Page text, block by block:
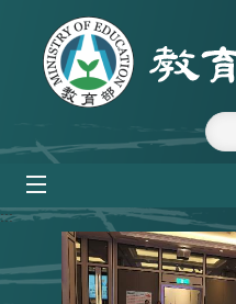
跳到主要內容區塊
:::